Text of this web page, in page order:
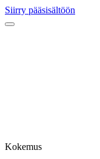
Siirry pääsisältöön
Kokemus